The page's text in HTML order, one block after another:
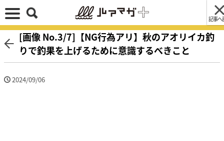
記事へ
[画像 No.3/7]【NG行為アリ】秋のアオリイカ釣
りで釣果を上げるために意識するべきこと
2024/09/06